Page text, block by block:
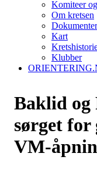
Komiteer
Om kretsen
Kart
Klubber
Baklid og
sørget for
VM-